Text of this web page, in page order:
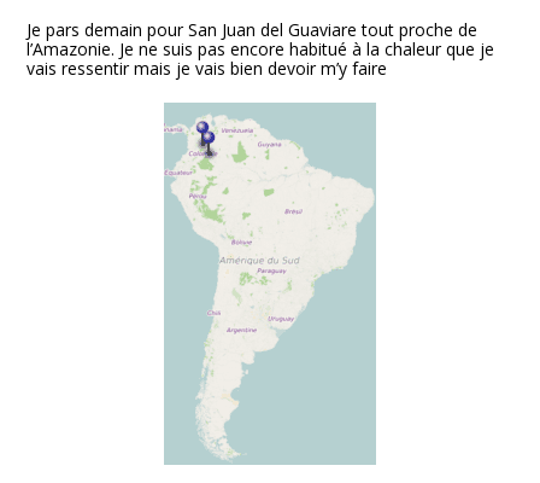
Je pars demain pour San Juan del Guaviare tout proche de
l’Amazonie. Je ne suis pas encore habitué à la chaleur que je
vais ressentir mais je vais bien devoir m’y faire